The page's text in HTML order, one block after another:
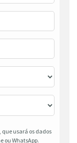
usará os dados
ou WhatsApp.